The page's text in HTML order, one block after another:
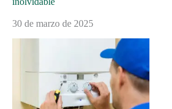
30 de marzo de 2025